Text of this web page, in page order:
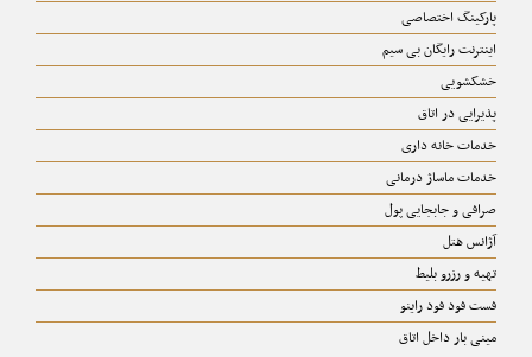
پارکینگ اختصاصی
اینترنت رایگان بی سیم
خشکشویی
پذیرایی در اتاق
خدمات خانه داری
خدمات ماساژ درمانی
صرافی و جابجایی پول
آژانس هتل
تهیه و رزرو بلیط
فست فود فود راینو
مینی بار داخل اتاق